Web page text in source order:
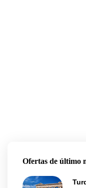
Ofertas de último